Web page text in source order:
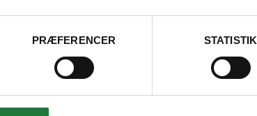
PRÆFERENCER STATISTIK